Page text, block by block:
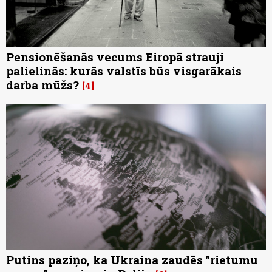
Pensionēšanās vecums Eiropā strauji
palielinās: kurās valstīs būs visgarākais
darba mūžs? 4
Putins paziņo, ka Ukraina zaudēs "rietumu